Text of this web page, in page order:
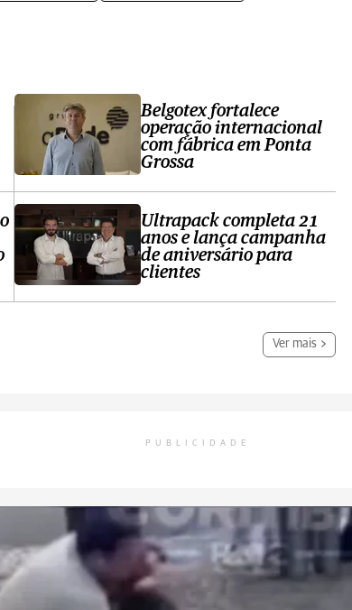
Belgotex fortalece
operação internacional
com fábrica em Ponta
Grossa
Ultrapack completa 21
anos e lança campanha
de aniversário para
clientes
Ver mais
PUBLICIDADE